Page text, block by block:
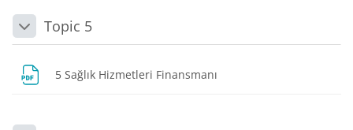
DaraltTopic 5
5 Sağlık Hizmetleri Finansmanı